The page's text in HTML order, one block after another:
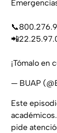
¡Tómalo en
— BUAP
Este
pide